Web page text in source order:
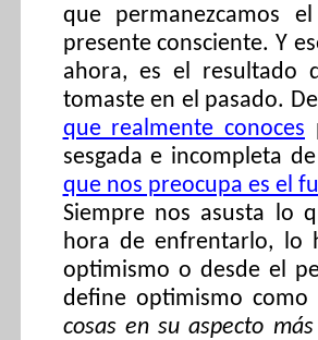
que permanezcamos
presente consciente. Y
ahora, es el resultado
tomaste en el pasado.
que realmente conoces
sesgada e incompleta
que nos preocupa es el
Siempre nos asusta lo
hora de enfrentarlo, lo
optimismo o desde el
define optimismo como
cosas en su aspecto